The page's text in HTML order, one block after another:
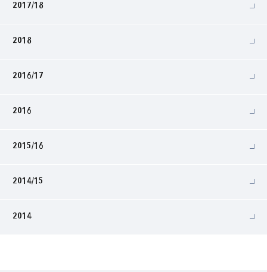
2017/18
2018
2016/17
2016
2015/16
2014/15
2014